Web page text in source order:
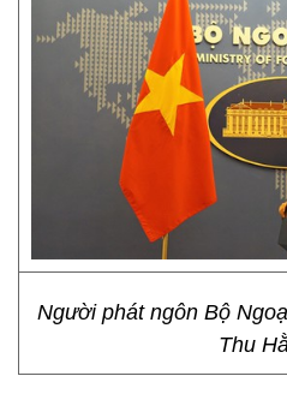
Người phát ngôn Bộ
Thu